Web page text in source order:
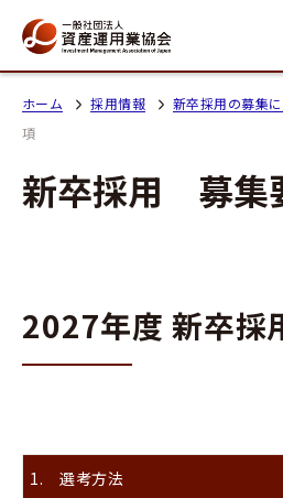
ホーム 採用情報 新卒採用の募集
項
新卒採用 募集
2027年度 新卒採
1. 選考方法